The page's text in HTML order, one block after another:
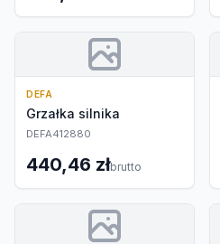
DEFA
Grzałka silnika
DEFA412880
440,46 złbrutto